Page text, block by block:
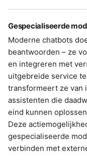
Gespecialiseerde
Moderne chatbots
beantwoorden – ze
en integreren met
uitgebreide service
transformeert ze van
assistenten die
eind kunnen
Deze
gespecialiseerde
verbinden met